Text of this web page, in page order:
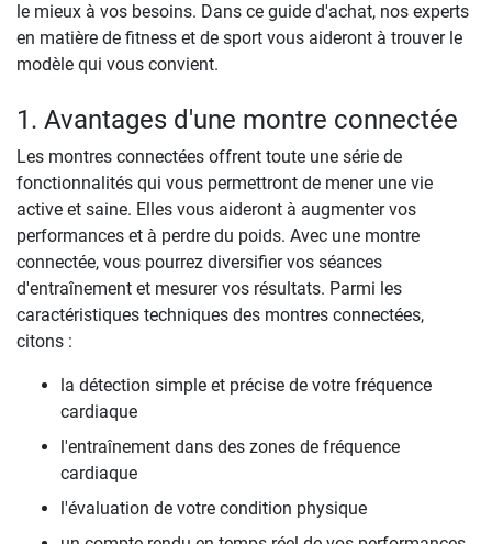
le mieux à vos besoins. Dans ce guide d'achat, nos experts
en matière de fitness et de sport vous aideront à trouver le
modèle qui vous convient.
1. Avantages d'une montre connectée
Les montres connectées offrent toute une série de
fonctionnalités qui vous permettront de mener une vie
active et saine. Elles vous aideront à augmenter vos
performances et à perdre du poids. Avec une montre
connectée, vous pourrez diversifier vos séances
d'entraînement et mesurer vos résultats. Parmi les
caractéristiques techniques des montres connectées,
citons :
la détection simple et précise de votre fréquence
cardiaque
l'entraînement dans des zones de fréquence
cardiaque
l'évaluation de votre condition physique